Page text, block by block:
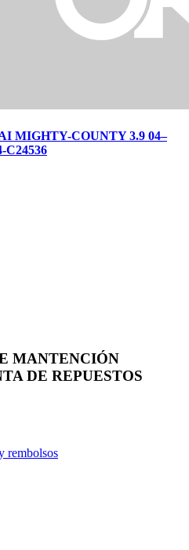
MIGHTY-COUNTY 3.9 04–
C24536
MANTENCIÓN
DE REPUESTOS
rembolsos